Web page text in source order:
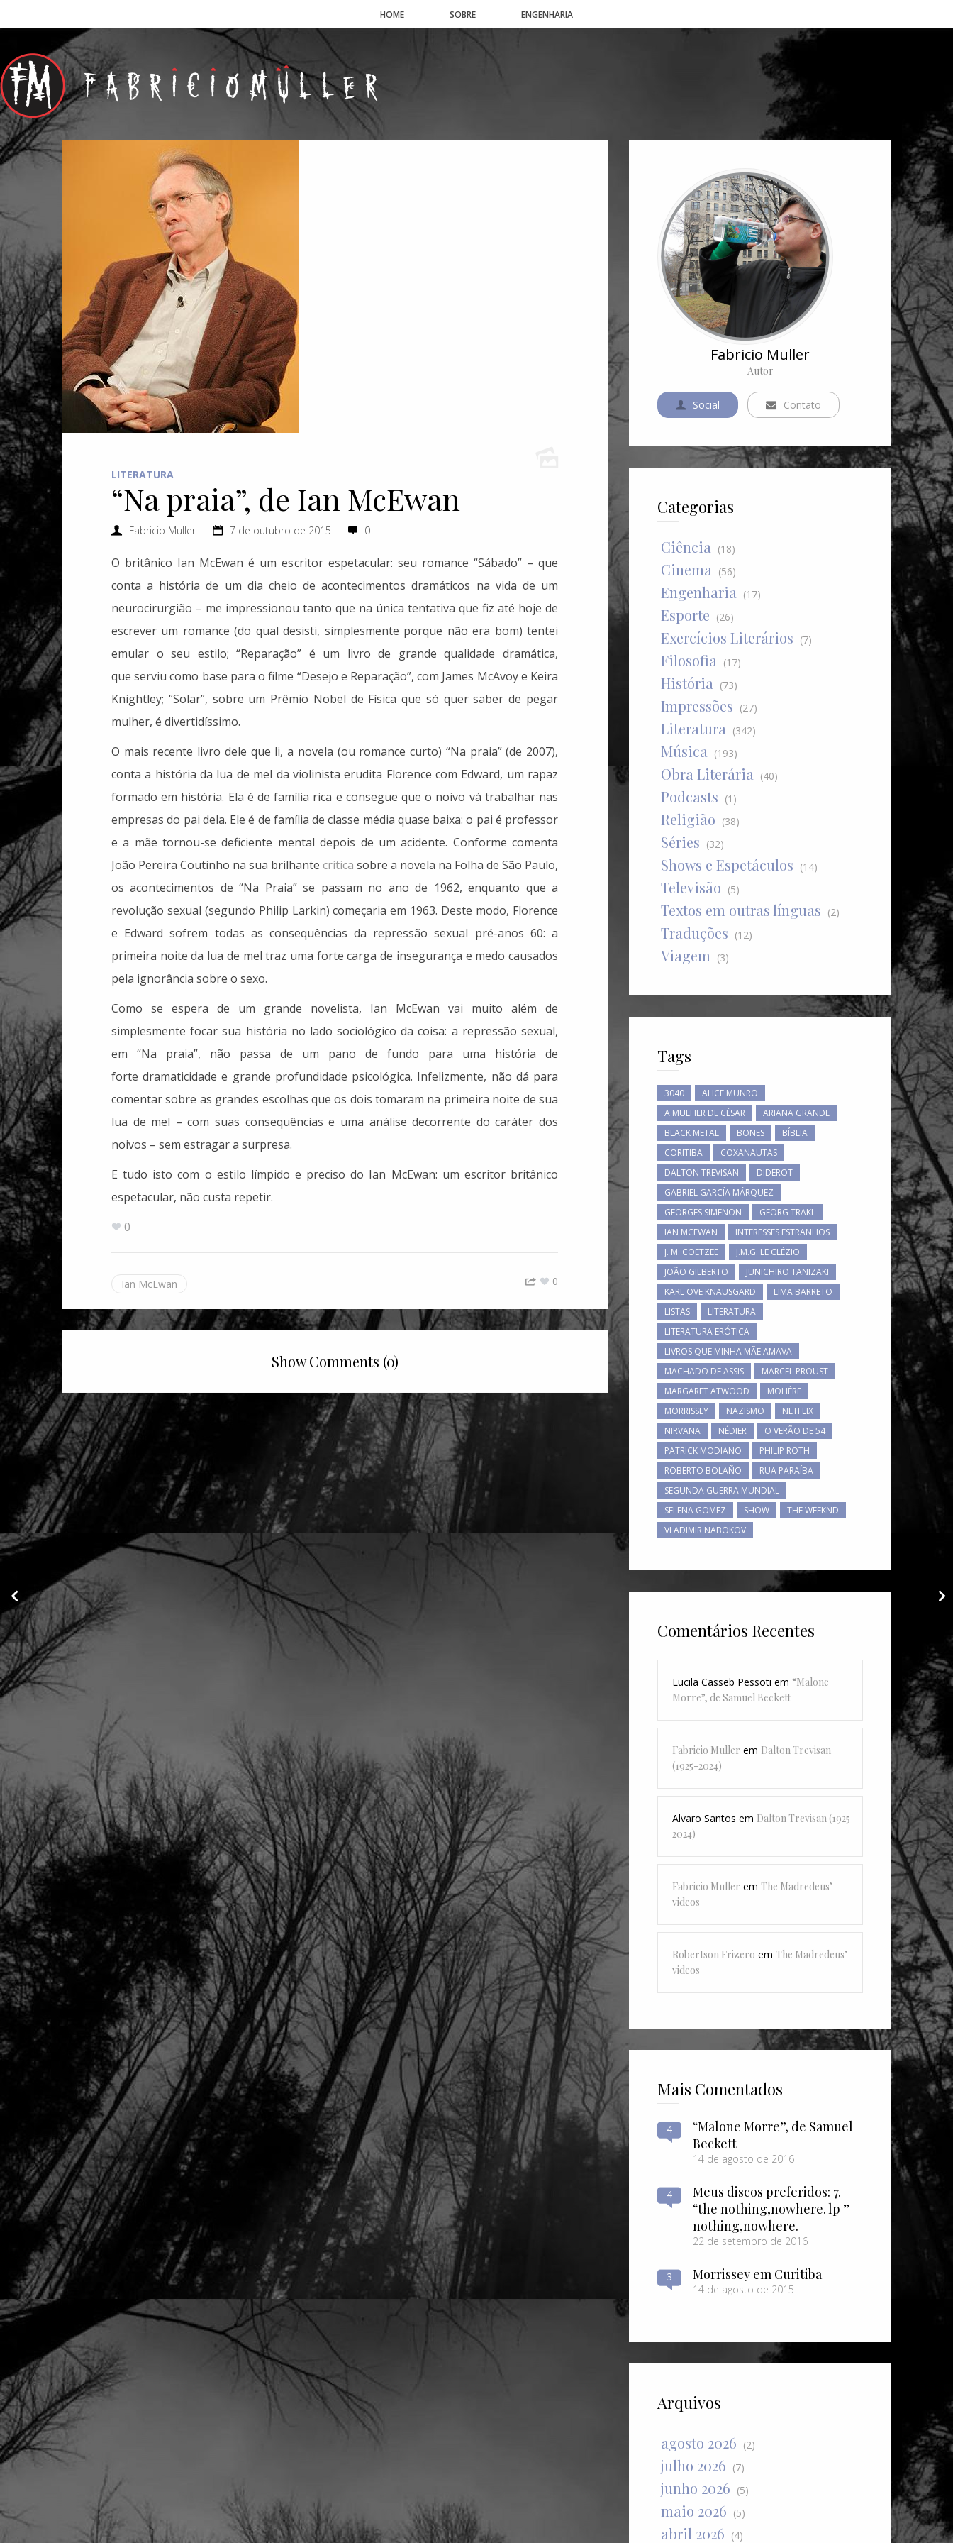
HOME SOBRE ENGENHARIA
Fernando Pessoa:
Multi-homem
LITERATURA
“Na praia”, de Ian McEwan
Fabricio Muller 7 de outubro de 2015 0
O britânico Ian McEwan é um escritor espetacular: seu romance “Sábado” – que
conta a história de um dia cheio de acontecimentos dramáticos na vida de um
neurocirurgião – me impressionou tanto que na única tentativa que fiz até hoje de
escrever um romance (do qual desisti, simplesmente porque não era bom) tentei
emular o seu estilo; “Reparação” é um livro de grande qualidade dramática,
que serviu como base para o filme “Desejo e Reparação”, com James McAvoy e Keira
Knightley; “Solar”, sobre um Prêmio Nobel de Física que só quer saber de pegar
mulher, é divertidíssimo.
O mais recente livro dele que li, a novela (ou romance curto) “Na praia” (de 2007),
conta a história da lua de mel da violinista erudita Florence com Edward, um rapaz
formado em história. Ela é de família rica e consegue que o noivo vá trabalhar nas
empresas do pai dela. Ele é de família de classe média quase baixa: o pai é professor
e a mãe tornou-se deficiente mental depois de um acidente. Conforme comenta
João Pereira Coutinho na sua brilhante crítica sobre a novela na Folha de São Paulo,
os acontecimentos de “Na Praia” se passam no ano de 1962, enquanto que a
revolução sexual (segundo Philip Larkin) começaria em 1963. Deste modo, Florence
e Edward sofrem todas as consequências da repressão sexual pré-anos 60: a
primeira noite da lua de mel traz uma forte carga de insegurança e medo causados
pela ignorância sobre o sexo.
Como se espera de um grande novelista, Ian McEwan vai muito além de
simplesmente focar sua história no lado sociológico da coisa: a repressão sexual,
em “Na praia”, não passa de um pano de fundo para uma história de
forte dramaticidade e grande profundidade psicológica. Infelizmente, não dá para
comentar sobre as grandes escolhas que os dois tomaram na primeira noite de sua
lua de mel – com suas consequências e uma análise decorrente do caráter dos
noivos – sem estragar a surpresa.
E tudo isto com o estilo límpido e preciso do Ian McEwan: um escritor britânico
espetacular, não custa repetir.
0
Ian McEwan 0
Show Comments (0)
Fabricio Muller
Autor
Social Contato
Categorias
Ciência (18)
Cinema (56)
Engenharia (17)
Esporte (26)
Exercícios Literários (7)
Filosofia (17)
História (73)
Impressões (27)
Literatura (342)
Música (193)
Obra Literária (40)
Podcasts (1)
Religião (38)
Séries (32)
Shows e Espetáculos (14)
Televisão (5)
Textos em outras línguas (2)
Traduções (12)
Viagem (3)
Tags
3040
ALICE MUNRO
A MULHER DE CÉSAR
ARIANA GRANDE
BLACK METAL
BONES
BÍBLIA
CORITIBA
COXANAUTAS
DALTON TREVISAN
DIDEROT
GABRIEL GARCÍA MÁRQUEZ
GEORGES SIMENON
GEORG TRAKL
IAN MCEWAN
INTERESSES ESTRANHOS
J. M. COETZEE
J.M.G. LE CLÉZIO
JOÃO GILBERTO
JUNICHIRO TANIZAKI
KARL OVE KNAUSGARD
LIMA BARRETO
LISTAS
LITERATURA
LITERATURA ERÓTICA
LIVROS QUE MINHA MÃE AMAVA
MACHADO DE ASSIS
MARCEL PROUST
MARGARET ATWOOD
MOLIÈRE
MORRISSEY
NAZISMO
NETFLIX
NIRVANA
NÉDIER
O VERÃO DE 54
PATRICK MODIANO
PHILIP ROTH
ROBERTO BOLAÑO
RUA PARAÍBA
SEGUNDA GUERRA MUNDIAL
SELENA GOMEZ
SHOW
THE WEEKND
VLADIMIR NABOKOV
Comentários Recentes
Lucila Casseb Pessoti em “Malone
Morre”, de Samuel Beckett
Fabricio Muller em Dalton Trevisan
(1925-2024)
Alvaro Santos em Dalton Trevisan (1925-
2024)
Fabricio Muller em The Madredeus’
videos
Robertson Frizero em The Madredeus’
videos
Mais Comentados
4
“Malone Morre”, de Samuel
Beckett
14 de agosto de 2016
4
Meus discos preferidos: 7.
“the nothing​,​nowhere. lp ” –
nothing​,​nowhere.
22 de setembro de 2016
3 Morrissey em Curitiba
14 de agosto de 2015
Arquivos
agosto 2026 (2)
julho 2026 (7)
junho 2026 (5)
maio 2026 (5)
abril 2026 (4)